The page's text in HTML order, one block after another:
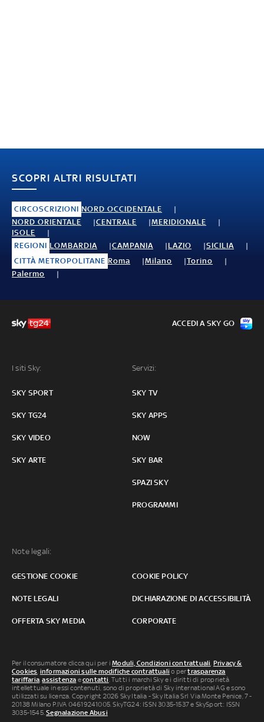
SCOPRI ALTRI RISULTATI
CIRCOSCRIZIONI NORD OCCIDENTALE
NORD ORIENTALE
CENTRALE
MERIDIONALE
ISOLE
REGIONI LOMBARDIA CAMPANIA LAZIO
SICILIA
CITTÀ METROPOLITANE Roma Milano
Torino
Palermo
I siti Sky:
SKY SPORT
SKY TG24
SKY VIDEO
SKY ARTE
Servizi:
SKY TV
SKY APPS
NOW
SKY BAR
SPAZI SKY
PROGRAMMI
Note legali:
GESTIONE COOKIE COOKIE POLICY
NOTE LEGALI DICHIARAZIONE DI ACCESSIBILITÀ
OFFERTA SKY MEDIA CORPORATE
ACCEDI A SKY GO
Per il consumatore clicca qui per iModuli, Condizioni contrattuali, Privacy &
Cookies, informazioni sulle modifiche contrattuali o pertrasparenza
tariffaria,assistenza econtatti. Tutti i marchi Sky e i diritti di proprietà
intellettuale in essi contenuti, sono di proprietà di Sky international AG e sono
utilizzati su licenza. Copyright 2026 Sky Italia - Sky Italia Srl Via Monte Penice, 7 -
20138 Milano P.IVA 04619241005. SkyTG24: ISSN 3035-1537 e SkySport: ISSN
3035-1545.Segnalazione Abusi